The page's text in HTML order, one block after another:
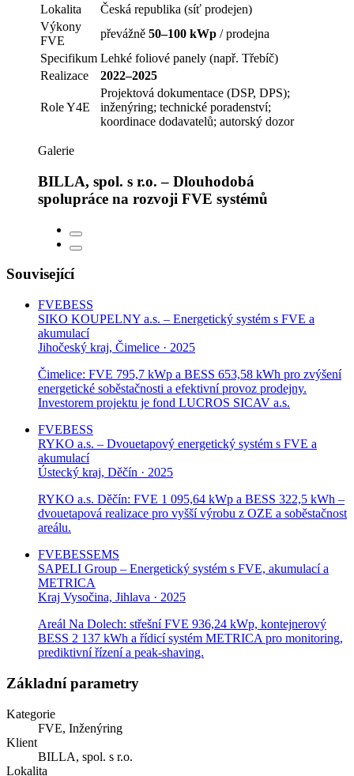
Lokalita
Česká republika (síť prodejen)
Výkony
FVE
převážně 50–100 kWp / prodejna
Specifikum Lehké foliové panely (např. Třebíč)
Realizace
2022–2025
Role Y4E
Projektová dokumentace (DSP, DPS);
inženýring; technické poradenství;
koordinace dodavatelů; autorský dozor
Galerie
BILLA, spol. s r.o. – Dlouhodobá
spolupráce na rozvoji FVE systémů
Související
FVEBESS
SIKO KOUPELNY a.s. – Energetický systém s FVE a
akumulací
Jihočeský kraj, Čimelice · 2025
Čimelice: FVE 795,7 kWp a BESS 653,58 kWh pro zvýšení
energetické soběstačnosti a efektivní provoz prodejny.
Investorem projektu je fond LUCROS SICAV a.s.
FVEBESS
RYKO a.s. – Dvouetapový energetický systém s FVE a
akumulací
Ústecký kraj, Děčín · 2025
RYKO a.s. Děčín: FVE 1 095,64 kWp a BESS 322,5 kWh –
dvouetapová realizace pro vyšší výrobu z OZE a soběstačnost
areálu.
FVEBESSEMS
SAPELI Group – Energetický systém s FVE, akumulací a
METRICA
Kraj Vysočina, Jihlava · 2025
Areál Na Dolech: střešní FVE 936,24 kWp, kontejnerový
BESS 2 137 kWh a řídicí systém METRICA pro monitoring,
prediktivní řízení a peak-shaving.
Základní parametry
Kategorie
FVE, Inženýring
Klient
BILLA, spol. s r.o.
Lokalita